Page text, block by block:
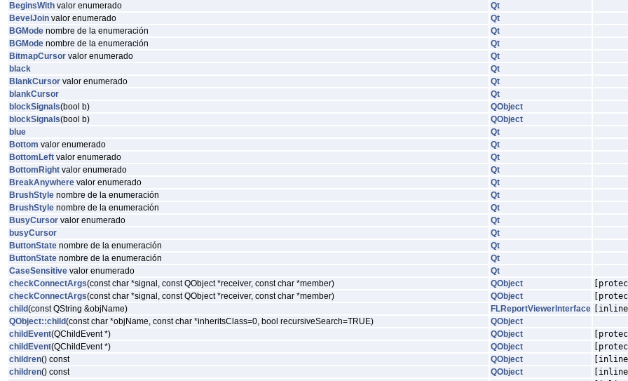
BeginsWith valor enumerado
Qt
BevelJoin valor enumerado
Qt
BGMode nombre de la enumeración
Qt
BGMode nombre de la enumeración
Qt
BitmapCursor valor enumerado
Qt
black
Qt
BlankCursor valor enumerado
Qt
blankCursor
Qt
blockSignals(bool b)
QObject
blockSignals(bool b)
QObject
blue
Qt
Bottom valor enumerado
Qt
BottomLeft valor enumerado
Qt
BottomRight valor enumerado
Qt
BreakAnywhere valor enumerado
Qt
BrushStyle nombre de la enumeración
Qt
BrushStyle nombre de la enumeración
Qt
BusyCursor valor enumerado
Qt
busyCursor
Qt
ButtonState nombre de la enumeración
Qt
ButtonState nombre de la enumeración
Qt
CaseSensitive valor enumerado
Qt
checkConnectArgs(const char *signal, const QObject *receiver, const char *member) QObject
checkConnectArgs(const char *signal, const QObject *receiver, const char *member) QObject
child(const QString &objName) FLReportViewerInterface
QObject::child(const char *objName, const char *inheritsClass=0, bool recursiveSearch=TRUE)
QObject
childEvent(QChildEvent *) QObject
childEvent(QChildEvent *) QObject
children() const QObject
children() const QObject